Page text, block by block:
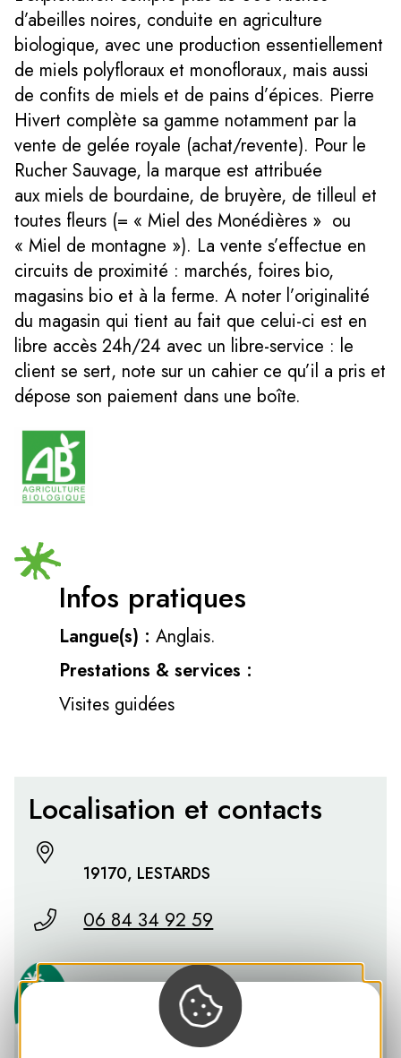
d’abeilles noires, conduite en agriculture
biologique, avec une production essentiellement
de miels polyfloraux et monofloraux, mais aussi
de confits de miels et de pains d’épices. Pierre
Hivert complète sa gamme notamment par la
vente de gelée royale (achat/revente). Pour le
Rucher Sauvage, la marque est attribuée
aux miels de bourdaine, de bruyère, de tilleul et
toutes fleurs (= « Miel des Monédières » ou
« Miel de montagne »). La vente s’effectue en
circuits de proximité : marchés, foires bio,
magasins bio et à la ferme. A noter l’originalité
du magasin qui tient au fait que celui-ci est en
libre accès 24h/24 avec un libre-service : le
client se sert, note sur un cahier ce qu’il a pris et
dépose son paiement dans une boîte.
Infos pratiques
Langue(s) : Anglais.
Prestations & services :
Visites guidées
Localisation et contacts
19170, LESTARDS
06 84 34 92 59